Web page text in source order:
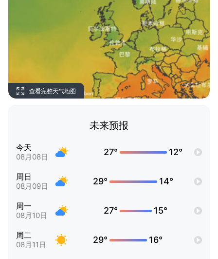
查看完整天气地图
未来预报
今天
08月08日 27° 12°
周日
08月09日 29° 14°
周一
08月10日 27° 15°
周二
08月11日 29° 16°